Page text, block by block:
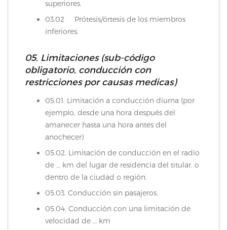
superiores.
03.02 Prótesis/órtesis de los miembros
inferiores.
05. Limitaciones (sub-código
obligatorio, conducción con
restricciones por causas medicas)
05.01. Limitación a conducción diurna (por
ejemplo, desde una hora después del
amanecer hasta una hora antes del
anochecer)
05.02. Limitación de conducción en el radio
de … km del lugar de residencia del titular, o
dentro de la ciudad o región.
05.03. Conducción sin pasajeros.
05.04. Conducción con una limitación de
velocidad de … km